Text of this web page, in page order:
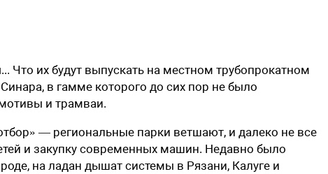
Что их будут выпускать на местном трубопрокатном
в гамме которого до сих пор не было
и трамваи.
— региональные парки ветшают, и далеко не все
и закупку современных машин. Недавно было
на ладан дышат системы в Рязани, Калуге и